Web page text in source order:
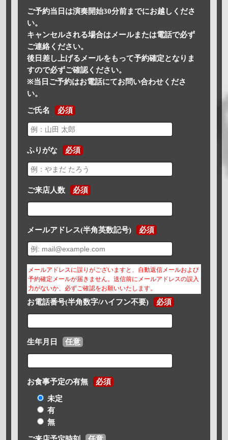
ご予約当日は演奏開始30分前までにお越しくださ
い。
キャンセルされる場合はメールまたは電話で必ず
ご連絡ください。
後日差し上げるメールをもって予約確定となりま
すので必ずご確認ください。
※当日ご予約はお電話にてお問い合わせくださ
い。
ご氏名 必須
ふりがな 必須
ご来店人数 必須
メールアドレス(半角英数記号) 必須
メールアドレスに誤りがございますと、自動返信メールおよび
予約確定メールが届きません。送信前にメールアドレスの誤入
力がないか、必ずご確認をお願いいたします。
お電話番号(半角数字/ハイフン不要) 必須
生年月日 任意
お食事予定の有無 必須
未定
有
無